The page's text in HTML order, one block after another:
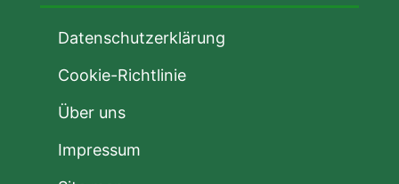
Datenschutzerklärung
Cookie-Richtlinie
Über uns
Impressum